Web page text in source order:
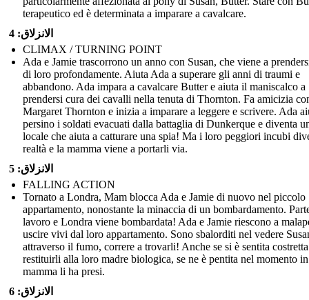
terapeutico ed è determinata a imparare a cavalcare.
الانزلاق: 4
CLIMAX / TURNING POINT
Ada e Jamie trascorrono un anno con Susan, che viene a
di loro profondamente. Aiuta Ada a superare gli anni di traumi e
abbandono. Ada impara a cavalcare Butter e aiuta il maniscalco a
prendersi cura dei cavalli nella tenuta di Thornton. Fa amicizia
Margaret Thornton e inizia a imparare a leggere e scrivere. Ada
persino i soldati evacuati dalla battaglia di Dunkerque e diventa
locale che aiuta a catturare una spia! Ma i loro peggiori incubi
realtà e la mamma viene a portarli via.
الانزلاق: 5
FALLING ACTION
Tornato a Londra, Mam blocca Ada e Jamie di nuovo nel piccolo
appartamento, nonostante la minaccia di un bombardamento.
lavoro e Londra viene bombardata! Ada e Jamie riescono a
uscire vivi dal loro appartamento. Sono sbalorditi nel vedere
attraverso il fumo, correre a trovarli! Anche se si è sentita
restituirli alla loro madre biologica, se ne è pentita nel momento
mamma li ha presi.
الانزلاق: 6